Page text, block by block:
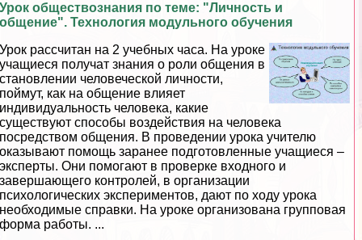
Урок обществознания по теме: "Личность и
общение". Технология модульного обучения
Урок рассчитан на 2 учебных часа. На уроке
учащиеся получат знания о роли общения в
становлении человеческой личности,
поймут, как на общение влияет
индивидуальность человека, какие
существуют способы воздействия на человека
посредством общения. В проведении урока учителю
оказывают помощь заранее подготовленные учащиеся –
эксперты. Они помогают в проверке входного и
завершающего контролей, в организации
психологических экспериментов, дают по ходу урока
необходимые справки. На уроке организована групповая
форма работы. ...